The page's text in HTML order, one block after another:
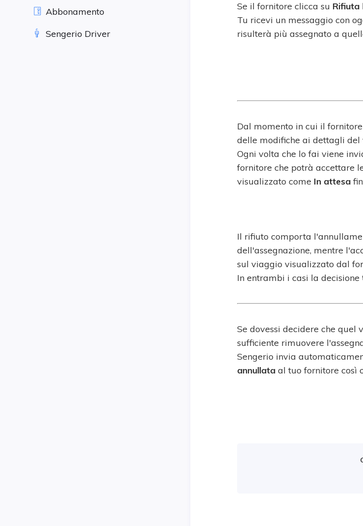
Abbonamento
Sengerio Driver
Se il fornitore clicca su Rifiuta
Tu ricevi un messaggio con
risulterà più assegnato a
Dal momento in cui il
delle modifiche ai dettagli del
Ogni volta che lo fai viene
fornitore che potrà accettare
visualizzato come In attesa
Il rifiuto comporta
dell'assegnazione, mentre
sul viaggio visualizzato dal
In entrambi i casi la
Se dovessi decidere che quel
sufficiente rimuovere
Sengerio invia
annullata al tuo fornitore così